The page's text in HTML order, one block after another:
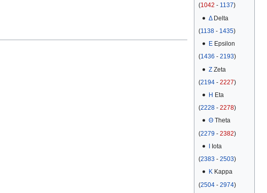
(1042 - 1137)
ΔDelta
(1138 - 1435)
ΕEpsilon
(1436 - 2193)
ΖZeta
(2194 - 2227)
Η Eta
(2228 - 2278)
ΘTheta
(2279 - 2382)
Iota
(2383 - 2503)
ΚKappa
(2504 - 2974)